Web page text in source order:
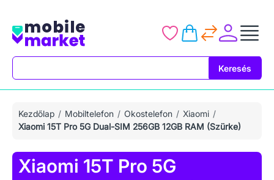
Keresés
Kezdőlap Mobiltelefon Okostelefon
Xiaomi
Xiaomi 15T Pro 5G Dual-SIM 256GB 12GB RAM (Szürke)
Xiaomi 15T Pro 5G